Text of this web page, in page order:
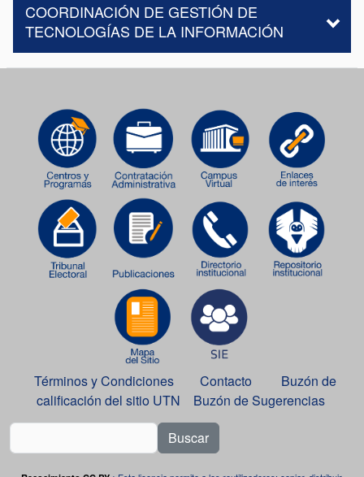
COORDINACIÓN DE GESTIÓN DE
TECNOLOGÍAS DE LA INFORMACIÓN
Términos y Condiciones Contacto
Buzón de
calificación del sitio UTN
Buzón de Sugerencias
Buscar